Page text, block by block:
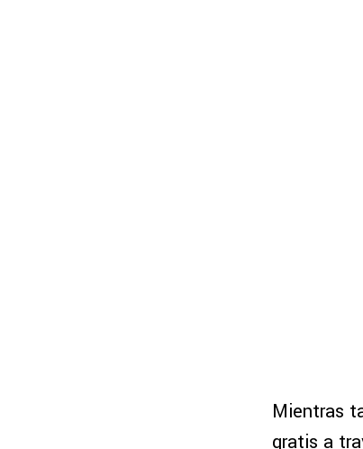
Mientras
gratis a